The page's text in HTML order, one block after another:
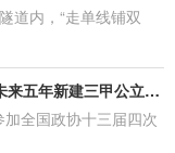
道内，“走单线铺双
优质医疗资源均衡布局提速 武汉未来五年新建三甲公立医院（院区）15家
全国政协十三届四次